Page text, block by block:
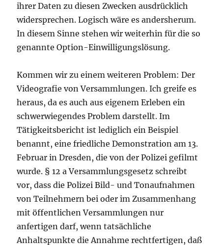
ihrer Daten zu diesen Zwecken ausdrücklich
widersprechen. Logisch wäre es andersherum.
In diesem Sinne stehen wir weiterhin für die so
genannte Option-Einwilligungslösung.
Kommen wir zu einem weiteren Problem: Der
Videografie von Versammlungen. Ich greife es
heraus, da es auch aus eigenem Erleben ein
schwerwiegendes Problem darstellt. Im
Tätigkeitsbericht ist lediglich ein Beispiel
benannt, eine friedliche Demonstration am 13.
Februar in Dresden, die von der Polizei gefilmt
wurde. § 12 a Versammlungsgesetz schreibt
vor, dass die Polizei Bild- und Tonaufnahmen
von Teilnehmern bei oder im Zusammenhang
mit öffentlichen Versammlungen nur
anfertigen darf, wenn tatsächliche
Anhaltspunkte die Annahme rechtfertigen, daß